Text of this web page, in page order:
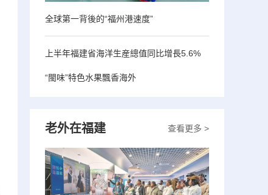
全球第一背後的“福州港速度”
上半年福建省海洋生産總值同比增長5.6%
“閩味”特色水果飄香海外
查看更多 >
老外在福建